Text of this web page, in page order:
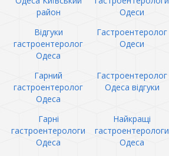
район
Одеси
Відгуки
гастроентеролог
Одеса
Гастроентеролог
Одеси
Гарний
гастроентеролог
Одеса
Гастроентеролог
Одеса відгуки
Гарні
гастроентерологи
Одеса
Найкращі
гастроентерологи
Одеса